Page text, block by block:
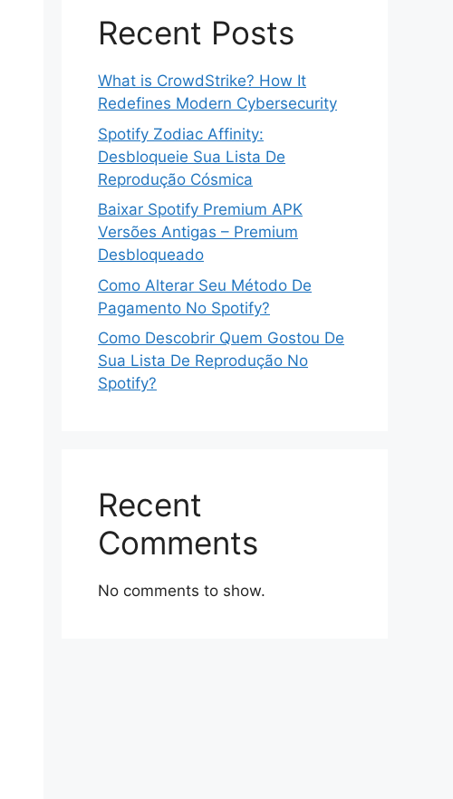
Recent Posts
What is CrowdStrike? How It
Redefines Modern Cybersecurity
Spotify Zodiac Affinity:
Desbloqueie Sua Lista De
Reprodução Cósmica
Baixar Spotify Premium APK
Versões Antigas – Premium
Desbloqueado
Como Alterar Seu Método De
Pagamento No Spotify?
Como Descobrir Quem Gostou De
Sua Lista De Reprodução No
Spotify?
Recent
Comments
No comments to show.